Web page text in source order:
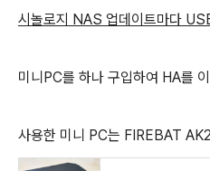
시놀로지 NAS 업데이트마다
미니PC를 하나 구입하여 HA를
사용한 미니 PC는 FIREBAT